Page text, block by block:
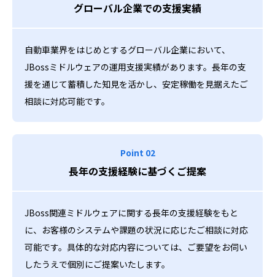
グローバル企業での支援実績
自動車業界をはじめとするグローバル企業において、
JBossミドルウェアの運用支援実績があります。長年の支
援を通じて蓄積した知見を活かし、安定稼働を見据えたご
相談に対応可能です。
Point 02
長年の支援経験に基づくご提案
JBoss関連ミドルウェアに関する長年の支援経験をもと
に、お客様のシステムや課題の状況に応じたご相談に対応
可能です。具体的な対応内容については、ご要望をお伺い
したうえで個別にご提案いたします。